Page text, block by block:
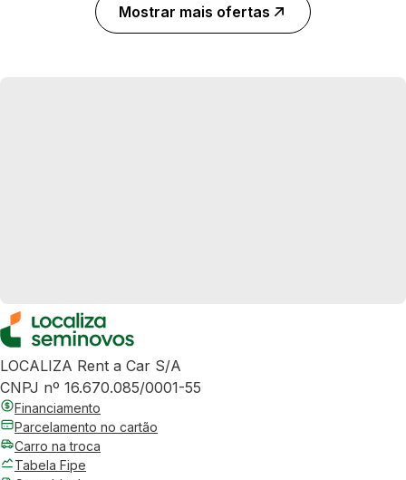
Mostrar mais ofertas
LOCALIZA Rent a Car S/A
CNPJ nº 16.670.085/0001-55
Financiamento
Parcelamento no cartão
Carro na troca
Tabela Fipe